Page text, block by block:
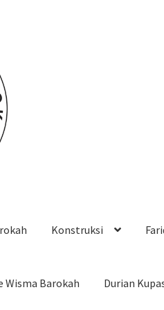
Konstruksi
Wisma Barokah Durian